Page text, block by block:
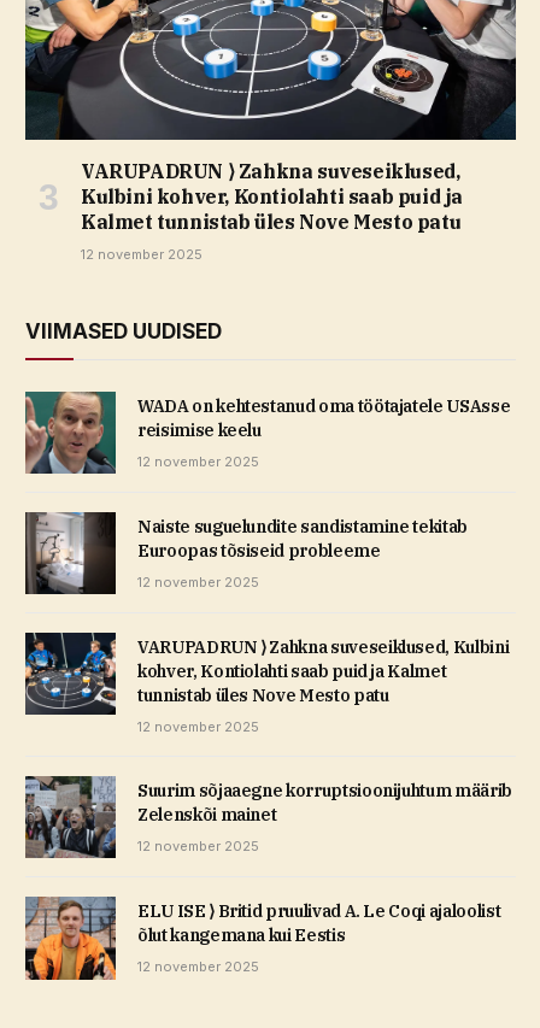
VARUPADRUN ⟩ Zahkna suveseiklused,
Kulbini kohver, Kontiolahti saab puid ja
Kalmet tunnistab üles Nove Mesto patu
12 november 2025
VIIMASED UUDISED
WADA on kehtestanud oma töötajatele USAsse
reisimise keelu
12 november 2025
Naiste suguelundite sandistamine tekitab
Euroopas tõsiseid probleeme
12 november 2025
VARUPADRUN ⟩ Zahkna suveseiklused, Kulbini
kohver, Kontiolahti saab puid ja Kalmet
tunnistab üles Nove Mesto patu
12 november 2025
Suurim sõjaaegne korruptsioonijuhtum määrib
Zelenskõi mainet
12 november 2025
ELU ISE ⟩ Britid pruulivad A. Le Coqi ajaloolist
õlut kangemana kui Eestis
12 november 2025